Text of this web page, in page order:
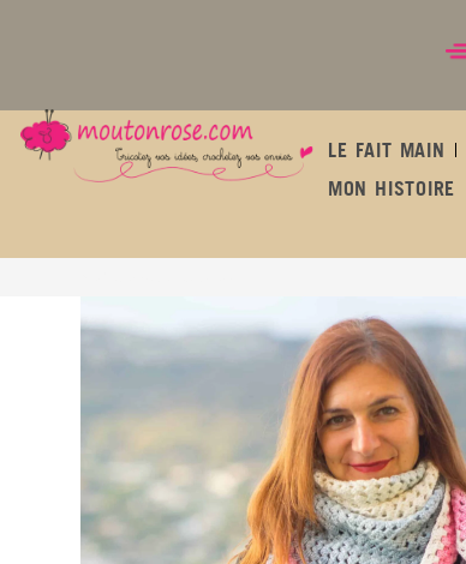
LE FAIT MAIN
MON HISTOIRE